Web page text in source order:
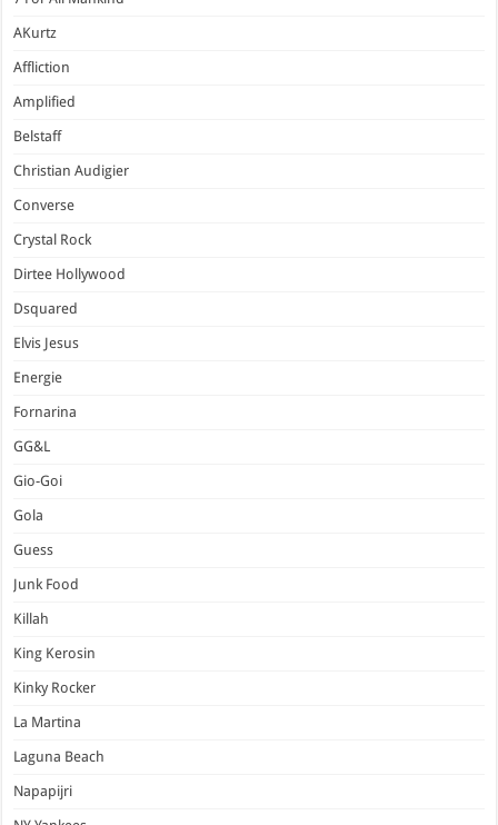
AKurtz
Affliction
Amplified
Belstaff
Christian Audigier
Converse
Crystal Rock
Dirtee Hollywood
Dsquared
Elvis Jesus
Energie
Fornarina
GG&L
Gio-Goi
Gola
Guess
Junk Food
Killah
King Kerosin
Kinky Rocker
La Martina
Laguna Beach
Napapijri